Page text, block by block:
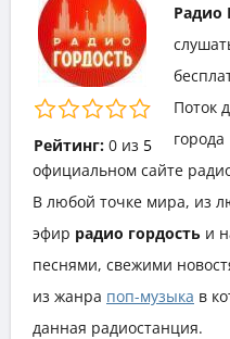
Рейтинг: 0из 5
Радио
Поток
города
официальном сайте
В любой точке мира, из
эфир радио гордость и
песнями, свежими
из жанра поп-музыка в
данная радиостанция.